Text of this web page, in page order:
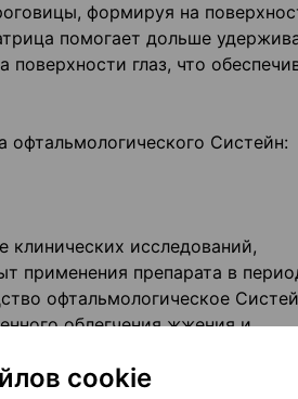
формируя на
помогает дольше
глаз, что
офтальмологического Систейн:
исследований,
применения препарата в
офтальмологическое
облегчения жжения и
cookie